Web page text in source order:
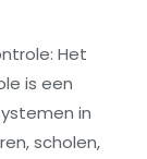
Het
is een
in
scholen,